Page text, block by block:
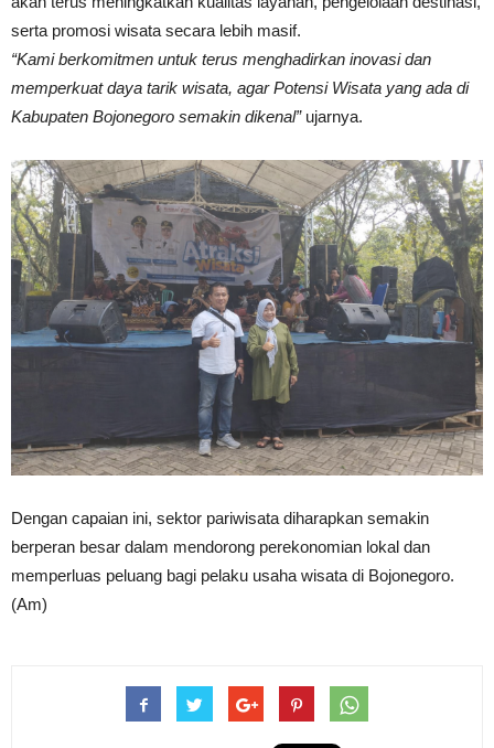
serta promosi wisata secara lebih masif.
“Kami berkomitmen untuk terus menghadirkan inovasi dan
memperkuat daya tarik wisata, agar Potensi Wisata yang ada di
Kabupaten Bojonegoro semakin dikenal”ujarnya.
Dengan capaian ini, sektor pariwisata diharapkan semakin
berperan besar dalam mendorong perekonomian lokal dan
memperluas peluang bagi pelaku usaha wisata di Bojonegoro.
(Am)